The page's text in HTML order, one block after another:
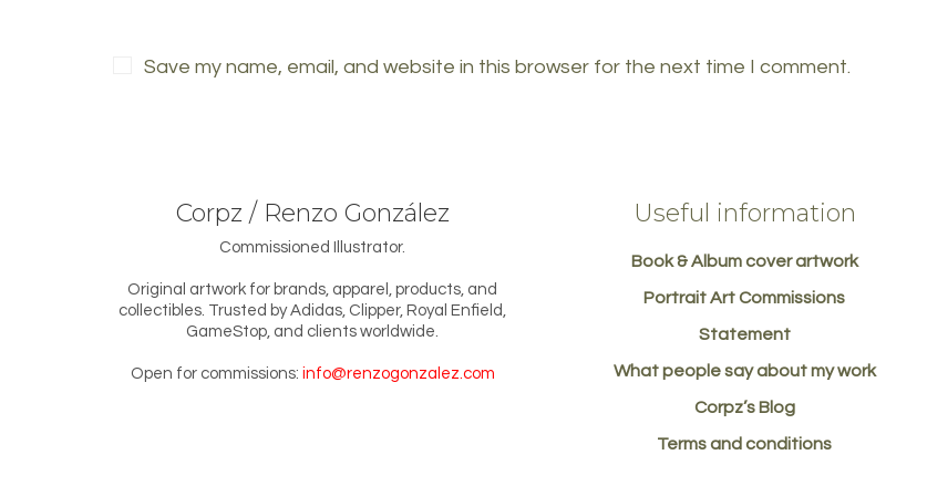
Save my name, email, and website in this browser for the next time I comment.
Corpz / Renzo González
Commissioned Illustrator.
Original artwork for brands, apparel, products, and
collectibles. Trusted by Adidas, Clipper, Royal Enfield,
GameStop, and clients worldwide.
Open for commissions: info@renzogonzalez.com
Useful information
Book & Album cover artwork
Portrait Art Commissions
Statement
What people say about my work
Corpz’s Blog
Terms and conditions